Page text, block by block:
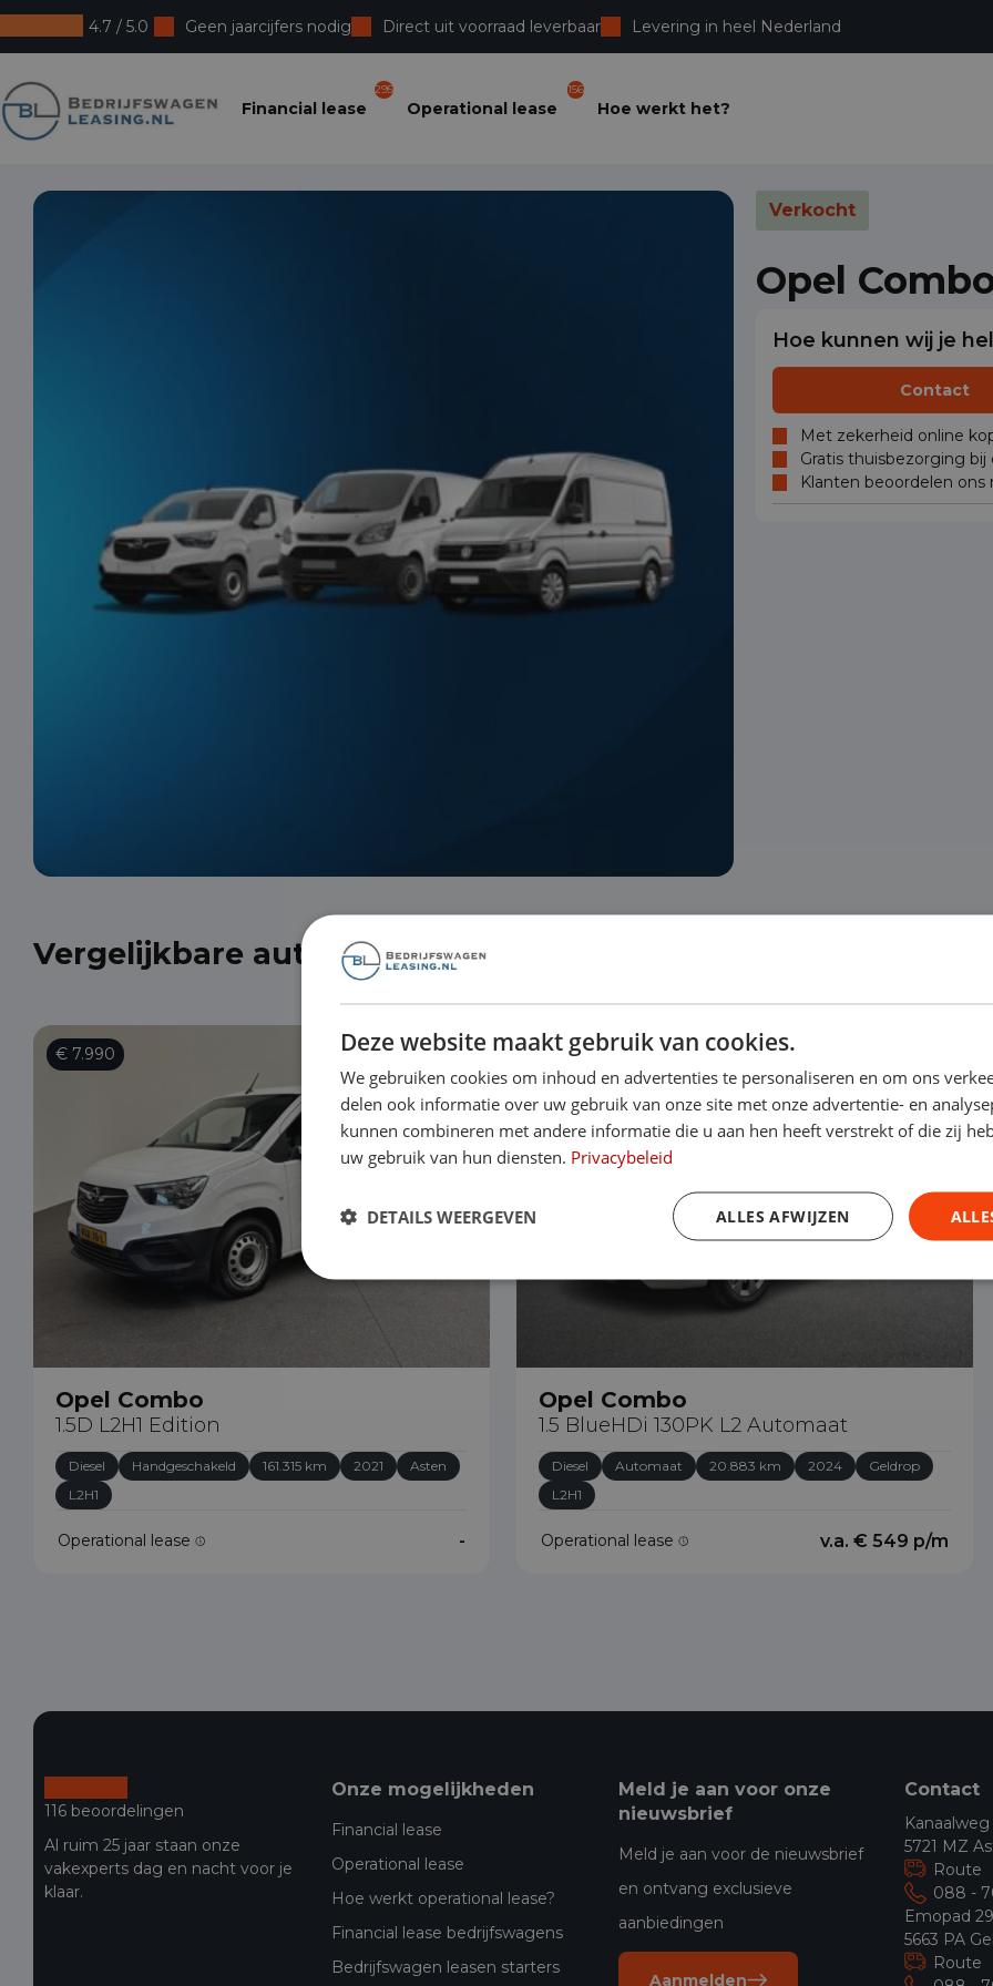
4.7 / 5.0 Geen jaarcijfers nodig Direct uit voorraad leverbaar Levering in heel Nederland
Bedrijfswagenleasing
Financial lease
295
Operational lease
156
Hoe werkt het?
Verkocht
Opel
Hoe kunnen wij je
Contact
Met zekerheid online
Gratis thuisbezorging bij
Klanten beoordelen
Vergelijkbare auto's uit onze voorraad
€ 7.990
Opel Combo
1.5D L2H1 Edition
Diesel Handgeschakeld 161.315 km 2021
Asten
L2H1
Operational lease -
€ 26.490
Opel Combo
1.5 BlueHDi 130PK L2 Automaat
Diesel Automaat 20.883 km 2024
Geldrop
L2H1
Operational lease v.a. € 549 p/m
116 beoordelingen
Al ruim 25 jaar staan onze
vakexperts dag en nacht voor je
klaar.
Onze mogelijkheden
Financial lease
Operational lease
Hoe werkt operational lease?
Financial lease bedrijfswagens
Bedrijfswagen leasen starters
Meld je aan voor onze
nieuwsbrief
Meld je aan voor de nieuwsbrief
en ontvang exclusieve
aanbiedingen
Aanmelden
Contact
5721 MZ
Route
088 -
Emopad
5663 PA
Route
Deze website maakt gebruik van cookies.
We gebruiken cookies om inhoud en advertenties te personaliseren en om ons
delen ook informatie over uw gebruik van onze site met onze advertentie- en
kunnen combineren met andere informatie die u aan hen heeft verstrekt of die zij
uw gebruik van hun diensten. Privacybeleid
ALLES AFWIJZEN
DETAILS WEERGEVEN